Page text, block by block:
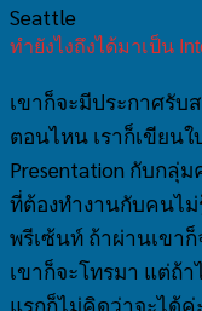
ทำยังไงถึงได้มาเป็น
เขาก็จะมีประกาศรับ
ตอนไหน เราก็เขียน
Presentation กับกลุ่
ที่ต้องทำงานกับคนไม่
พรีเซ้นท์ ถ้าผ่านเขา
เขาก็จะโทรมา แต่ถ้
แรกก็ไม่คิดว่าจะได้ค่